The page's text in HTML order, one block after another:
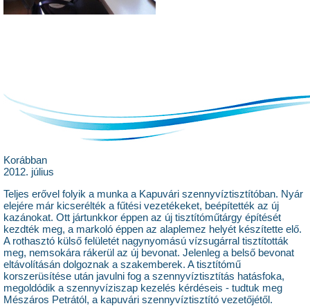
Korábban
2012. július
Teljes erővel folyik a munka a Kapuvári szennyvíztisztítóban. Nyár
elejére már kicserélték a fűtési vezetékeket, beépítették az új
kazánokat. Ott jártunkkor éppen az új tisztítóműtárgy építését
kezdték meg, a markoló éppen az alaplemez helyét készítette elő.
A rothasztó külső felületét nagynyomású vízsugárral tisztították
meg, nemsokára rákerül az új bevonat. Jelenleg a belső bevonat
eltávolításán dolgoznak a szakemberek. A tisztítómű
korszerüsítése után javulni fog a szennyvíztisztítás hatásfoka,
megoldódik a szennyvíziszap kezelés kérdéseis - tudtuk meg
Mészáros Petrától, a kapuvári szennyvíztisztító vezetőjétől.